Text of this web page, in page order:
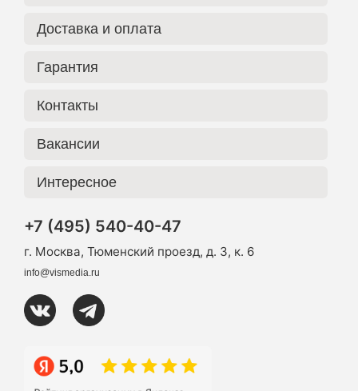
Доставка и оплата
Гарантия
Контакты
Вакансии
Интересное
+7 (495) 540-40-47
г. Москва, Тюменский проезд, д. 3, к. 6
info@vismedia.ru